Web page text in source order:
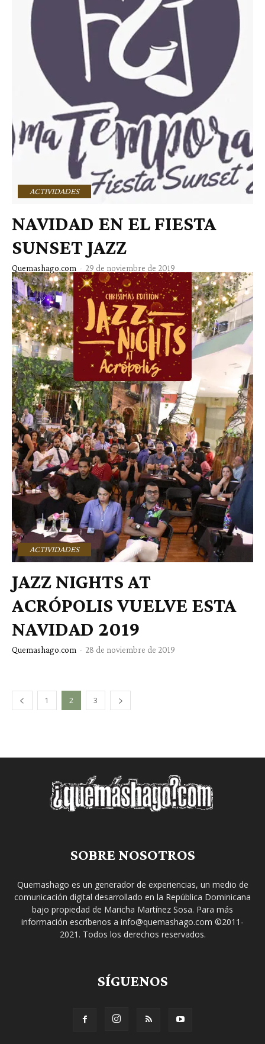
ACTIVIDADES
NAVIDAD EN EL FIESTA
SUNSET JAZZ
Quemashago.com - 29 de noviembre de 2019
ACTIVIDADES
JAZZ NIGHTS AT
ACRÓPOLIS VUELVE ESTA
NAVIDAD 2019
Quemashago.com - 28 de noviembre de 2019
1 2 3
SOBRE NOSOTROS
Quemashago es un generador de experiencias, un medio de
comunicación digital desarrollado en la República Dominicana
bajo propiedad de Maricha Martínez Sosa. Para más
información escríbenos a info@quemashago.com ©2011-
2021. Todos los derechos reservados.
SÍGUENOS